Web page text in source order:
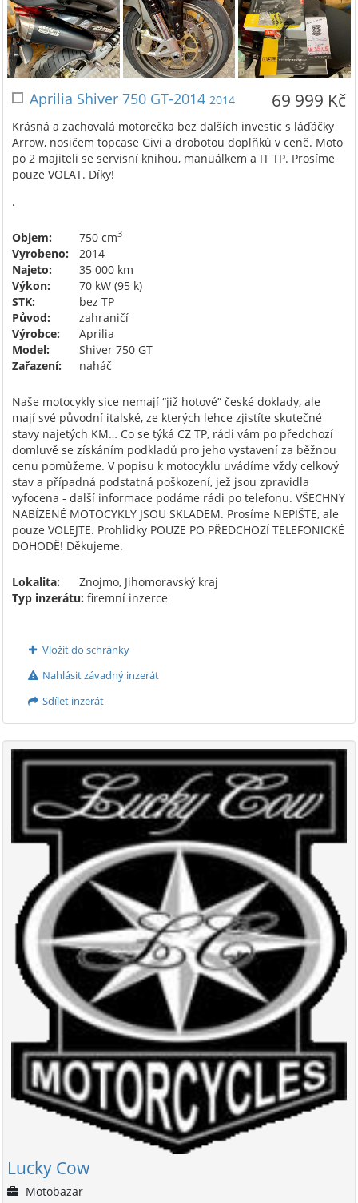
69 999 Kč
Aprilia Shiver 750 GT-2014 2014
Krásná a zachovalá motorečka bez dalších investic s láďáčky
Arrow, nosičem topcase Givi a drobotou doplňkû v ceně. Moto
po 2 majiteli se servisní knihou, manuálkem a IT TP. Prosíme
pouze VOLAT. Díky!
.
Objem: 750 cm3
Vyrobeno:
2014
Najeto:
35 000 km
Výkon:
70 kW (95 k)
STK:
bez TP
Původ:
zahraničí
Výrobce:
Aprilia
Model:
Shiver 750 GT
Zařazení:
naháč
Naše motocykly sice nemají “již hotové” české doklady, ale
mají své původní italské, ze kterých lehce zjistíte skutečné
stavy najetých KM… Co se týká CZ TP, rádi vám po předchozí
domluvě se získáním podkladů pro jeho vystavení za běžnou
cenu pomůžeme. V popisu k motocyklu uvádíme vždy celkový
stav a případná podstatná poškození, jež jsou zpravidla
vyfocena - další informace podáme rádi po telefonu. VŠECHNY
NABÍZENÉ MOTOCYKLY JSOU SKLADEM. Prosíme NEPIŠTE, ale
pouze VOLEJTE. Prohlidky POUZE PO PŘEDCHOZÍ TELEFONICKÉ
DOHODĚ! Děkujeme.
Lokalita:
Znojmo, Jihomoravský kraj
Typ inzerátu: firemní inzerce
Vložit do schránky
Nahlásit závadný inzerát
Sdílet inzerát
Lucky Cow
Motobazar